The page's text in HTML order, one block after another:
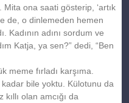
ona saati gösterip, ‘artık
de, o dinlemeden hemen
Kadının adını sordum ve
Katja, ya sen?” dedi, “Ben
meme fırladı karşıma.
bile yoktu. Külotunu da
kıllı olan amcığı da